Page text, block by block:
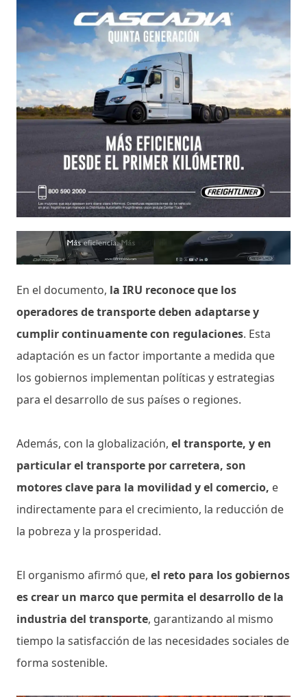
En el documento, la IRU reconoce que los
operadores de transporte deben adaptarse y
cumplir continuamente con regulaciones. Esta
adaptación es un factor importante a medida que
los gobiernos implementan políticas y estrategias
para el desarrollo de sus países o regiones.
Además, con la globalización, el transporte, y en
particular el transporte por carretera, son
motores clave para la movilidad y el comercio, e
indirectamente para el crecimiento, la reducción de
la pobreza y la prosperidad.
El organismo afirmó que, el reto para los gobiernos
es crear un marco que permita el desarrollo de la
industria del transporte, garantizando al mismo
tiempo la satisfacción de las necesidades sociales de
forma sostenible.